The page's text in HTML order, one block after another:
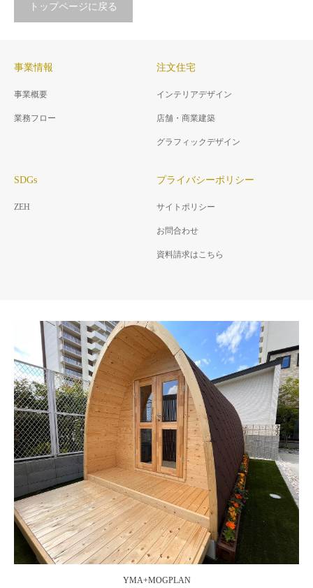
トップページに戻る
事業情報
事業概要
業務フロー
注文住宅
インテリアデザイン
店舗・商業建築
グラフィックデザイン
SDGs
ZEH
プライバシーポリシー
サイトポリシー
お問合わせ
資料請求はこちら
YMA+MOGPLAN